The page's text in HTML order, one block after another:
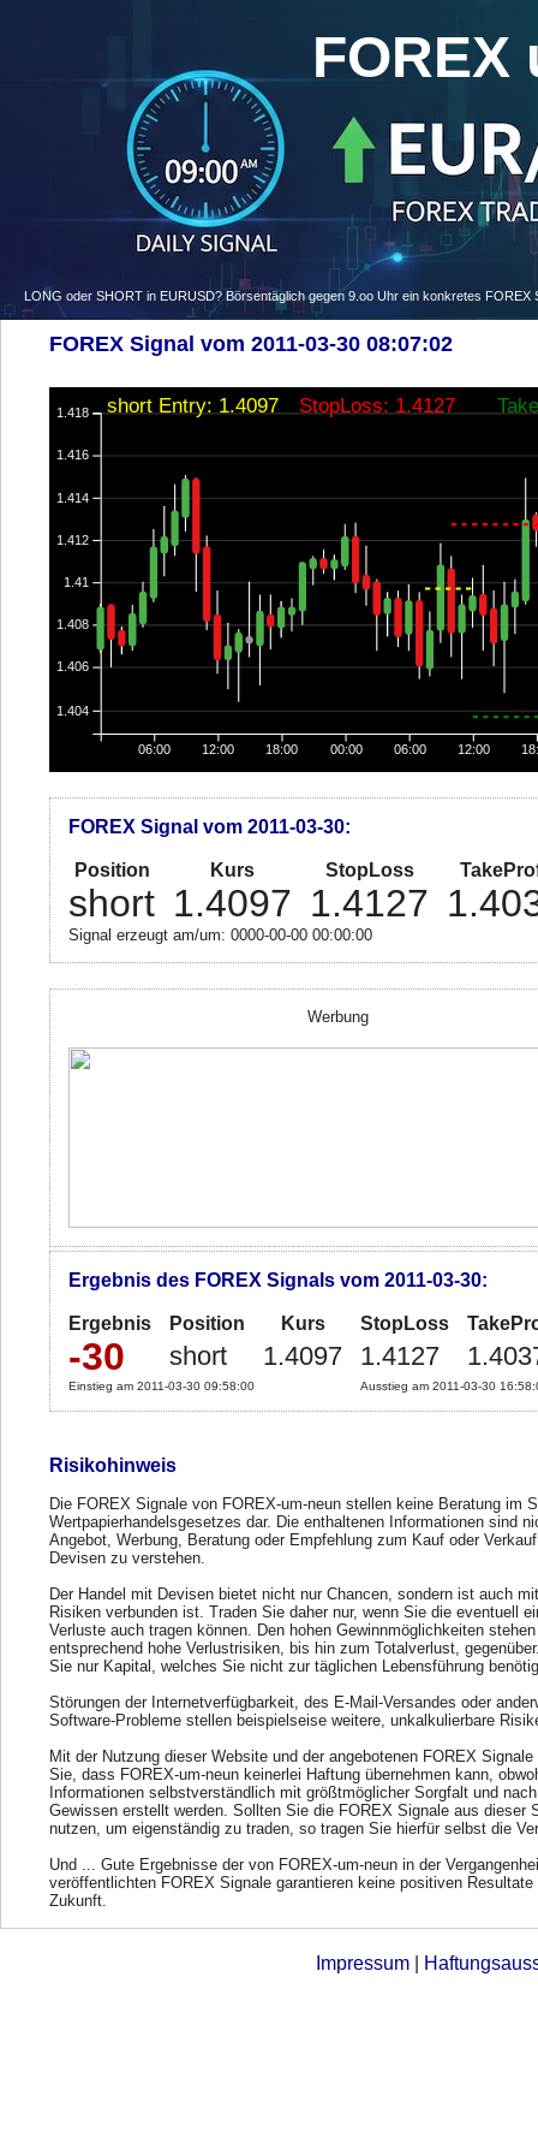
FOREX
LONG oder SHORT in EURUSD? Börsentäglich gegen 9.oo Uhr ein konkretes
FOREX Signal vom 2011-03-30 08:07:02
06:00 12:00 18:00 00:00 06:00 12:00
1.404
1.406
1.408
1.41
1.412
1.414
1.416
1.418 short Entry: 1.4097 StopLoss: 1.4127
FOREX Signal vom 2011-03-30:
Position Kurs StopLoss
short 1.4097 1.4127
Signal erzeugt am/um: 0000-00-00 00:00:00
Werbung
Ergebnis des FOREX Signals vom 2011-03-30:
Ergebnis Position Kurs StopLoss
-30 short 1.4097 1.4127
Einstieg am 2011-03-30 09:58:00 Ausstieg am 2011-03-30
Risikohinweis
Die FOREX Signale von FOREX-um-neun stellen keine Beratung im
Wertpapierhandelsgesetzes dar. Die enthaltenen Informationen sind
Angebot, Werbung, Beratung oder Empfehlung zum Kauf oder
Devisen zu verstehen.
Der Handel mit Devisen bietet nicht nur Chancen, sondern ist auch
Risiken verbunden ist. Traden Sie daher nur, wenn Sie die eventuell
Verluste auch tragen können. Den hohen Gewinnmöglichkeiten stehen
entsprechend hohe Verlustrisiken, bis hin zum Totalverlust,
Sie nur Kapital, welches Sie nicht zur täglichen Lebensführung
Störungen der Internetverfügbarkeit, des E-Mail-Versandes oder
Software-Probleme stellen beispielseise weitere, unkalkulierbare
Mit der Nutzung dieser Website und der angebotenen FOREX
Sie, dass FOREX-um-neun keinerlei Haftung übernehmen kann,
Informationen selbstverständlich mit größtmöglicher Sorgfalt und
Gewissen erstellt werden. Sollten Sie die FOREX Signale aus dieser
nutzen, um eigenständig zu traden, so tragen Sie hierfür selbst die
Und ... Gute Ergebnisse der von FOREX-um-neun in der
veröffentlichten FOREX Signale garantieren keine positiven Resultate
Zukunft.
Impressum